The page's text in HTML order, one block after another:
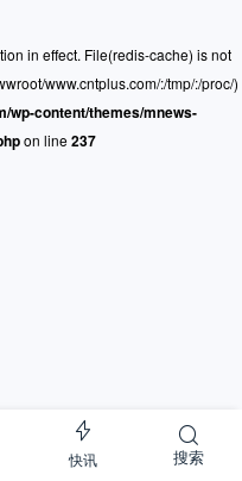
快讯 搜索
in effect. File(redis-cache) is not
www.cntplus.com/:/tmp/:/proc/)
wp-content/themes/mnews-
on line237